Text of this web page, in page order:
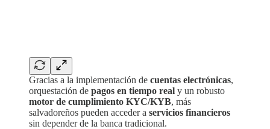
Gracias a la implementación de cuentas electrónicas,
orquestación de pagos en tiempo real y un robusto
motor de cumplimiento KYC/KYB, más
salvadoreños pueden acceder a servicios financieros
sin depender de la banca tradicional.